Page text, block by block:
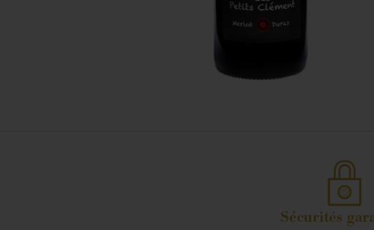
Sécurités